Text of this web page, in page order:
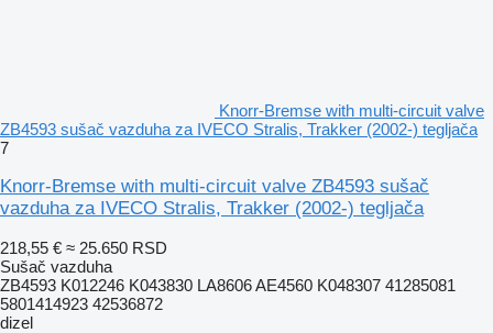
Knorr-Bremse with multi-circuit valve
ZB4593 sušač vazduha za IVECO Stralis, Trakker (2002-) tegljača
7
Knorr-Bremse with multi-circuit valve ZB4593 sušač
vazduha za IVECO Stralis, Trakker (2002-) tegljača
218,55 € ≈ 25.650 RSD
Sušač vazduha
ZB4593 K012246 K043830 LA8606 AE4560 K048307 41285081
5801414923 42536872
dizel